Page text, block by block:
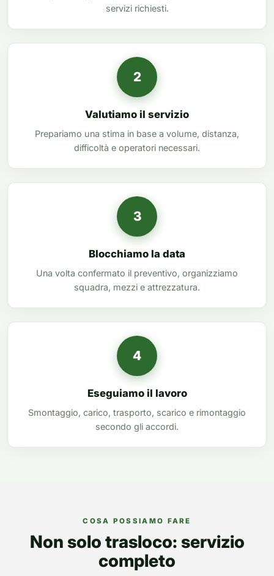
servizi richiesti.
2
Valutiamo il servizio
Prepariamo una stima in base a volume, distanza,
difficoltà e operatori necessari.
3
Blocchiamo la data
Una volta confermato il preventivo, organizziamo
squadra, mezzi e attrezzatura.
4
Eseguiamo il lavoro
Smontaggio, carico, trasporto, scarico e rimontaggio
secondo gli accordi.
COSA POSSIAMO FARE
Non solo trasloco: servizio
completo